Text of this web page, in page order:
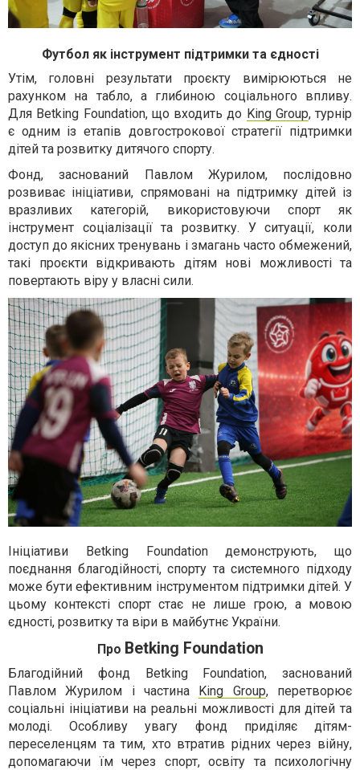
Футбол як інструмент підтримки та єдності
Утім, головні результати проєкту вимірюються не
рахунком на табло, а глибиною соціального впливу.
Для Betking Foundation, що входить до King Group, турнір
є одним із етапів довгострокової стратегії підтримки
дітей та розвитку дитячого спорту.
Фонд, заснований Павлом Журилом, послідовно
розвиває ініціативи, спрямовані на підтримку дітей із
вразливих категорій, використовуючи спорт як
інструмент соціалізації та розвитку. У ситуації, коли
доступ до якісних тренувань і змагань часто обмежений,
такі проєкти відкривають дітям нові можливості та
повертають віру у власні сили.
Ініціативи Betking Foundation демонструють, що
поєднання благодійності, спорту та системного підходу
може бути ефективним інструментом підтримки дітей. У
цьому контексті спорт стає не лише грою, а мовою
єдності, розвитку та віри в майбутнє України.
Про Betking Foundation
Благодійний фонд Betking Foundation, заснований
Павлом Журилом і частина King Group, перетворює
соціальні ініціативи на реальні можливості для дітей та
молоді. Особливу увагу фонд приділяє дітям-
переселенцям та тим, хто втратив рідних через війну,
допомагаючи їм через спорт, освіту та психологічну